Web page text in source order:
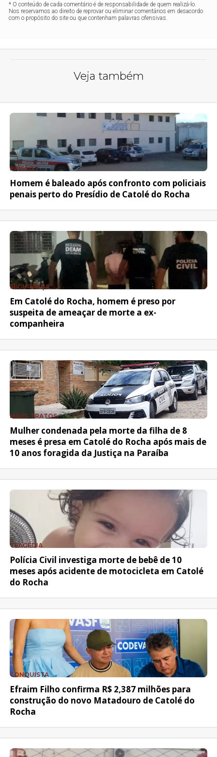
* O conteúdo de cada comentário é de responsabilidade de quem realizá-lo.
Nos reservamos ao direito de reprovar ou eliminar comentários em desacordo
com o propósito do site ou que contenham palavras ofensivas.
Veja também
PRISÃO
Homem é baleado após confronto com policiais
penais perto do Presídio de Catolé do Rocha
SEGURANÇA
Em Catolé do Rocha, homem é preso por
suspeita de ameaçar de morte a ex-
companheira
MAUS-TRATOS
Mulher condenada pela morte da filha de 8
meses é presa em Catolé do Rocha após mais de
10 anos foragida da Justiça na Paraíba
TRAGÉDIA
Polícia Civil investiga morte de bebê de 10
meses após acidente de motocicleta em Catolé
do Rocha
CONQUISTA
Efraim Filho confirma R$ 2,387 milhões para
construção do novo Matadouro de Catolé do
Rocha